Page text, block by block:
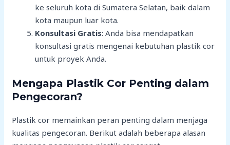
ke seluruh kota di Sumatera Selatan, baik dalam
kota maupun luar kota.
Konsultasi Gratis: Anda bisa mendapatkan
konsultasi gratis mengenai kebutuhan plastik cor
untuk proyek Anda.
Mengapa Plastik Cor Penting dalam
Pengecoran?
Plastik cor memainkan peran penting dalam menjaga
kualitas pengecoran. Berikut adalah beberapa alasan